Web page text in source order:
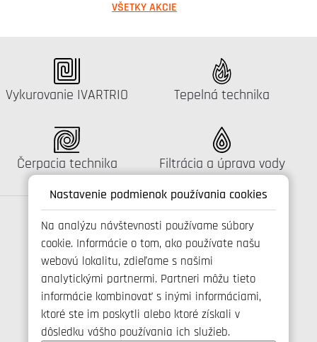
Nastavenie podmienok používania cookies
Na analýzu návštevnosti používame súbory
cookie. Informácie o tom, ako používate našu
webovú lokalitu, zdieľame s našimi
analytickými partnermi. Partneri môžu tieto
informácie kombinovať s inými informáciami,
ktoré ste im poskytli alebo ktoré získali v
dôsledku vášho používania ich služieb.
VŠETKY AKCIE
Katalógus:
Vykurovanie IVARTRIO Katalógus:
Tepelná technika
Katalógus:
Čerpacia technika Katalógus:
Filtrácia a úprava vody
Spojte se s námi
+421 346 214 431
info@ivarsk.sk